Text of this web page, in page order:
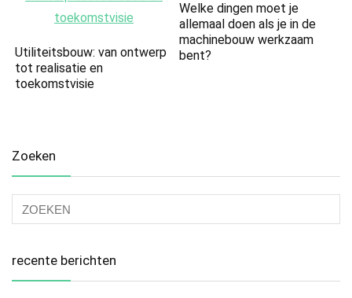
Utiliteitsbouw: van ontwerp
tot realisatie en
toekomstvisie
Welke dingen moet je
allemaal doen als je in de
machinebouw werkzaam
bent?
Zoeken
recente berichten